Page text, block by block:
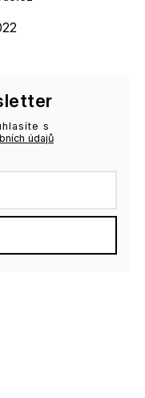
s
údajů